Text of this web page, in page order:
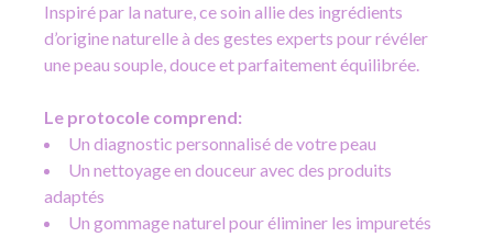
Inspiré par la nature, ce soin allie des ingrédients
d’origine naturelle à des gestes experts pour révéler
une peau souple, douce et parfaitement équilibrée.
Le protocole comprend:
Un diagnostic personnalisé de votre peau
Un nettoyage en douceur avec des produits
adaptés
Un gommage naturel pour éliminer les impuretés